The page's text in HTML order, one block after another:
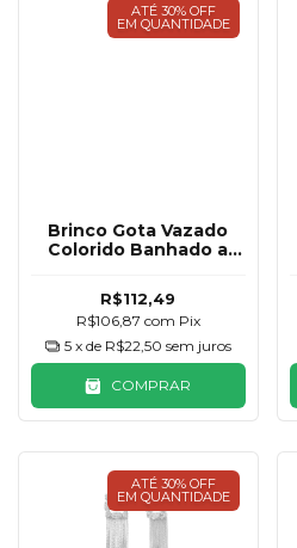
ATÉ 30% OFF
EM QUANTIDADE
Brinco Gota Vazado
Colorido Banhado a
R$112,49
R$106,87 com Pix
5 x de R$22,50 sem juros
COMPRAR
ATÉ 30% OFF
EM QUANTIDADE